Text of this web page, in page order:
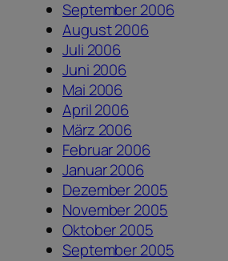
September 2006
August 2006
Juli 2006
Juni 2006
Mai 2006
April 2006
März 2006
Februar 2006
Januar 2006
Dezember 2005
November 2005
Oktober 2005
September 2005